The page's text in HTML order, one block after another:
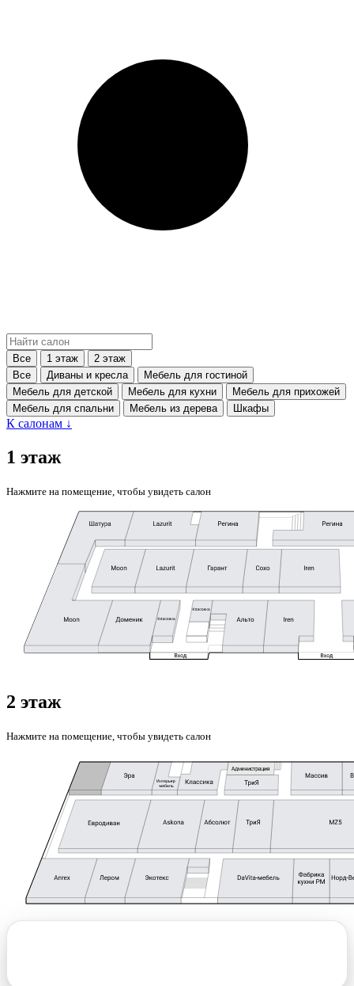
Все 1 этаж
2 этаж
Все
Диваны и кресла
Мебель для гостиной
Мебель для детской
Мебель для кухни
Мебель для прихожей
Мебель для спальни
Мебель из дерева Шкафы
К салонам ↓
1 этаж
Нажмите на помещение, чтобы увидеть салон
2 этаж
Нажмите на помещение, чтобы увидеть салон